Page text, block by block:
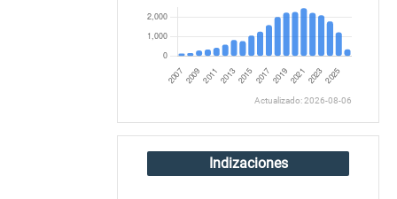
Actualizado: 2026-08-06
Indizaciones